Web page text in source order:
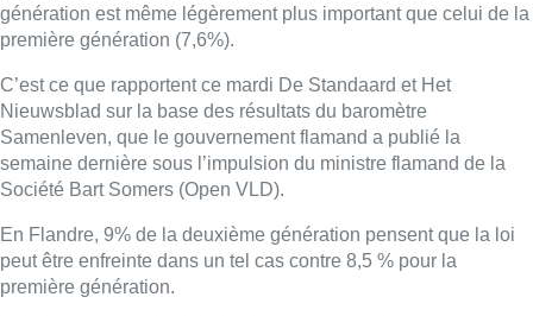
génération est même légèrement plus important que celui de la
première génération (7,6%).
C’est ce que rapportent ce mardi De Standaard et Het
Nieuwsblad sur la base des résultats du baromètre
Samenleven, que le gouvernement flamand a publié la
semaine dernière sous l’impulsion du ministre flamand de la
Société Bart Somers (Open VLD).
En Flandre, 9% de la deuxième génération pensent que la loi
peut être enfreinte dans un tel cas contre 8,5 % pour la
première génération.